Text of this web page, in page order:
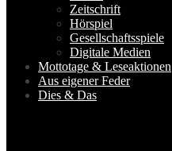
Zeitschrift
Hörspiel
Gesellschaftsspiele
Digitale Medien
Mottotage & Leseaktionen
Aus eigener Feder
Dies & Das